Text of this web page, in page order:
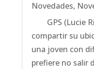
Novedades,
GPS (Lucie
compartir su
una joven con
prefiere no salir